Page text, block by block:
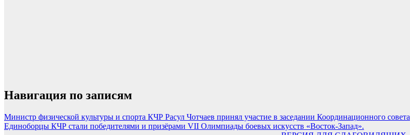
Навигация по записям
Министр физической культуры и спорта КЧР Расул Чотчаев принял участие в заседании Координационного совета
Единоборцы КЧР стали победителями и призёрами VII Олимпиады боевых искусств «Восток-Запад».